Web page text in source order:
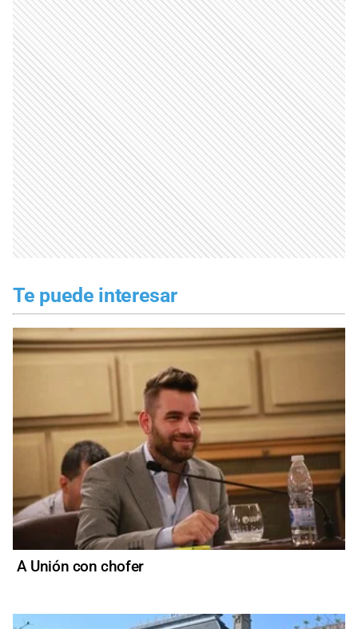
Te puede interesar
A Unión con chofer